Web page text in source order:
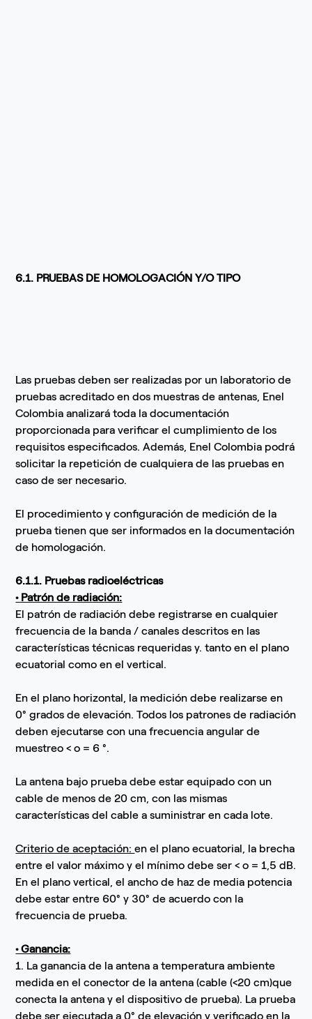
6.1. PRUEBAS DE HOMOLOGACIÓN Y/O TIPO
Las pruebas deben ser realizadas por un laboratorio de
pruebas acreditado en dos muestras de antenas, Enel
Colombia analizará toda la documentación
proporcionada para verificar el cumplimiento de los
requisitos especificados. Además, Enel Colombia podrá
solicitar la repetición de cualquiera de las pruebas en
caso de ser necesario.
El procedimiento y configuración de medición de la
prueba tienen que ser informados en la documentación
de homologación.
6.1.1. Pruebas radioeléctricas
• Patrón de radiación:
El patrón de radiación debe registrarse en cualquier
frecuencia de la banda / canales descritos en las
características técnicas requeridas y. tanto en el plano
ecuatorial como en el vertical.
En el plano horizontal, la medición debe realizarse en
0° grados de elevación. Todos los patrones de radiación
deben ejecutarse con una frecuencia angular de
muestreo < o = 6 °.
La antena bajo prueba debe estar equipado con un
cable de menos de 20 cm, con las mismas
características del cable a suministrar en cada lote.
Criterio de aceptación:en el plano ecuatorial, la brecha
entre el valor máximo y el mínimo debe ser < o = 1,5 dB.
En el plano vertical, el ancho de haz de media potencia
debe estar entre 60° y 30° de acuerdo con la
frecuencia de prueba.
• Ganancia:
1. La ganancia de la antena a temperatura ambiente
medida en el conector de la antena (cable (<20 cm)que
conecta la antena y el dispositivo de prueba). La prueba
debe ser ejecutada a 0° de elevación y verificado en la